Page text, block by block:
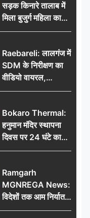
सड़क किनारे तालाब में
मिला बुजुर्ग महिला का
शव, संदिग्ध परिस्थितियों
Raebareli: लालगंज में
SDM के निरीक्षण का
वीडियो वायरल,
प्रशासनिक सक्रियता
कवायद?
Bokaro Thermal:
हनुमान मंदिर स्थापना
दिवस पर 24 घंटे का
अखंड हरि कीर्तन,
थर्मल
Ramgarh
MGNREGA News:
विदेशों तक आम निर्यात
का सफर, जिले ने